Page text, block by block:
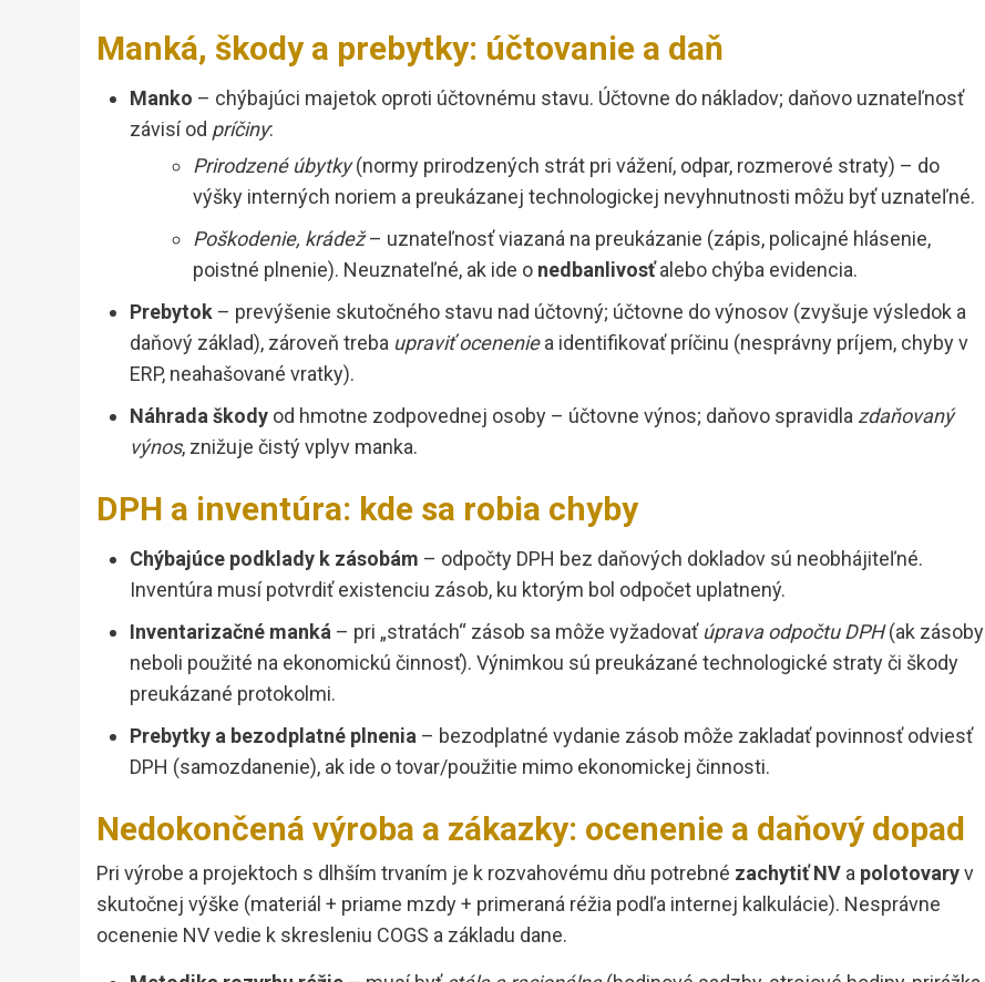
Manká, škody a prebytky: účtovanie a daň
Manko – chýbajúci majetok oproti účtovnému stavu. Účtovne do nákladov; daňovo uznateľnosť
závisí od príčiny:
Prirodzené úbytky(normy prirodzených strát pri vážení, odpar, rozmerové straty) – do
výšky interných noriem a preukázanej technologickej nevyhnutnosti môžu byť uznateľné.
Poškodenie, krádež– uznateľnosť viazaná na preukázanie (zápis, policajné hlásenie,
poistné plnenie). Neuznateľné, ak ide o nedbanlivosťalebo chýba evidencia.
Prebytok – prevýšenie skutočného stavu nad účtovný; účtovne do výnosov (zvyšuje výsledok a
daňový základ), zároveň treba upraviť oceneniea identifikovať príčinu (nesprávny príjem, chyby v
ERP, neahašované vratky).
Náhrada škody od hmotne zodpovednej osoby – účtovne výnos; daňovo spravidla zdaňovaný
výnos, znižuje čistý vplyv manka.
DPH a inventúra: kde sa robia chyby
Chýbajúce podklady k zásobám – odpočty DPH bez daňových dokladov sú neobhájiteľné.
Inventúra musí potvrdiť existenciu zásob, ku ktorým bol odpočet uplatnený.
Inventarizačné manká – pri „stratách“ zásob sa môže vyžadovať úprava odpočtu DPH(ak zásoby
neboli použité na ekonomickú činnosť). Výnimkou sú preukázané technologické straty či škody
preukázané protokolmi.
Prebytky a bezodplatné plnenia – bezodplatné vydanie zásob môže zakladať povinnosť odviesť
DPH (samozdanenie), ak ide o tovar/použitie mimo ekonomickej činnosti.
Nedokončená výroba a zákazky: ocenenie a daňový dopad
Pri výrobe a projektoch s dlhším trvaním je k rozvahovému dňu potrebné zachytiť NV a polotovaryv
skutočnej výške (materiál + priame mzdy + primeraná réžia podľa internej kalkulácie). Nesprávne
ocenenie NV vedie k skresleniu COGS a základu dane.